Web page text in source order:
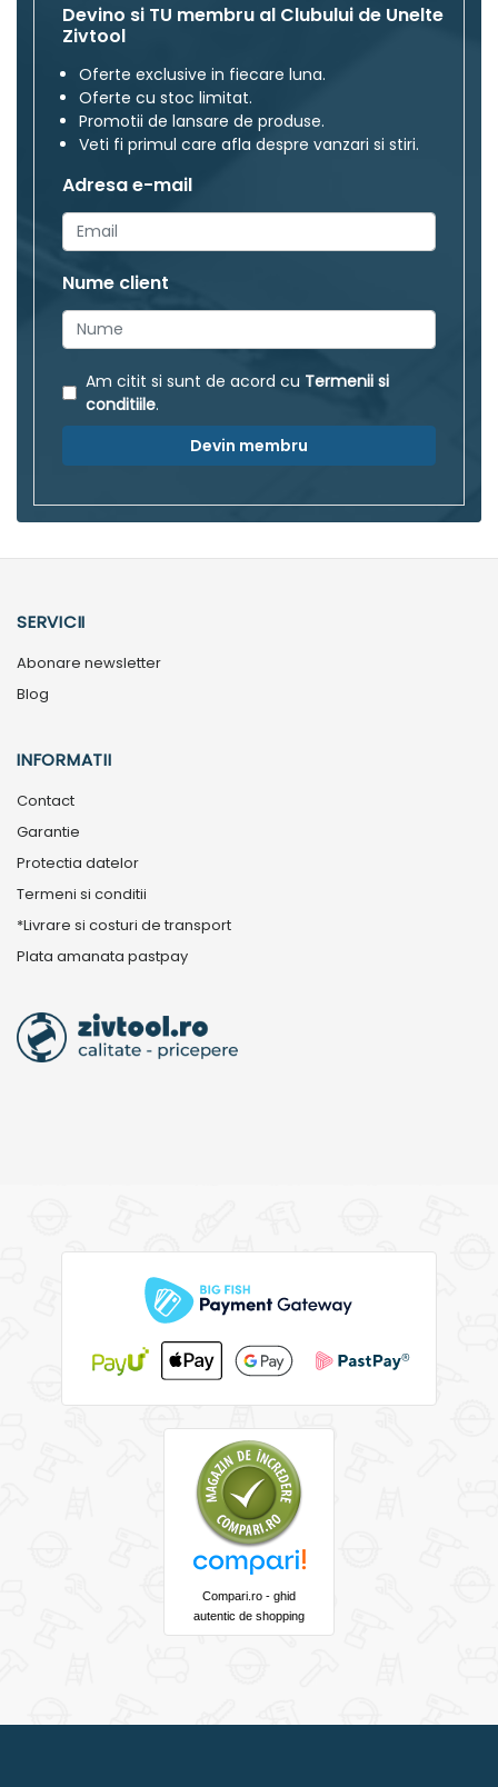
Devino si TU membru al Clubului de Unelte
Zivtool
Oferte exclusive in fiecare luna.
Oferte cu stoc limitat.
Promotii de lansare de produse.
Veti fi primul care afla despre vanzari si stiri.
Adresa e-mail
Nume client
Am citit si sunt de acord cu Termenii si
conditiile.
Devin membru
SERVICII
Abonare newsletter
Blog
INFORMATII
Contact
Garantie
Protectia datelor
Termeni si conditii
*Livrare si costuri de transport
Plata amanata pastpay
Compari.ro - ghid
autentic de shopping